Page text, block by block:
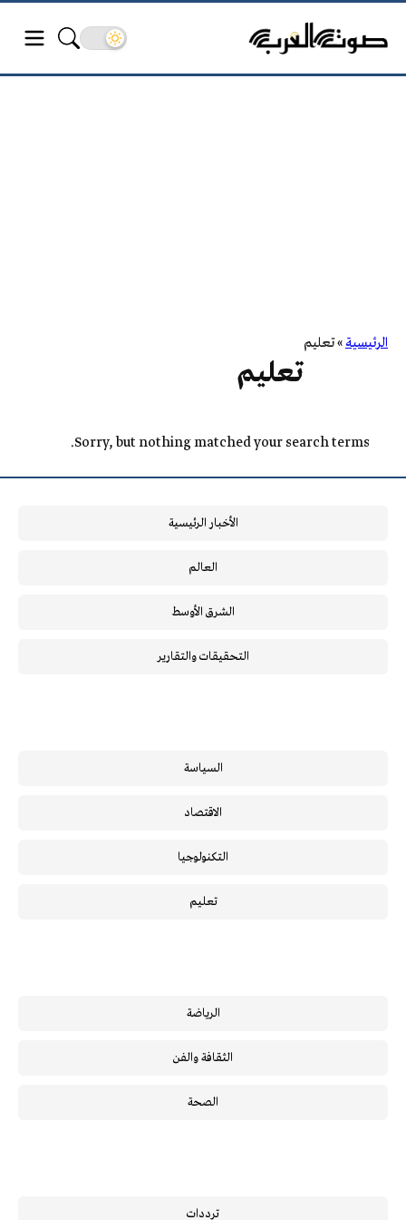
الرئيسية»تعليم
تعليم
Sorry, but nothing matched your search terms.
الأخبار الرئيسية
العالم
الشرق الأوسط
التحقيقات والتقارير
السياسة
الاقتصاد
التكنولوجيا
تعليم
الرياضة
الثقافة والفن
الصحة
ترددات